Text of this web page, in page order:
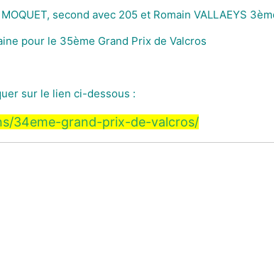
second avec 205 et Romain VALLAEYS
pour le 35ème Grand Prix de Valcros
sur le lien ci-dessous :
34eme-grand-prix-de-valcros/